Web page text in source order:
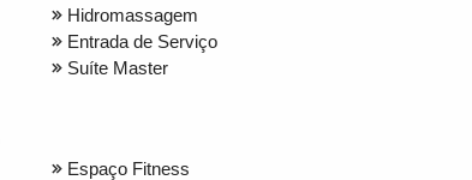
Hidromassagem
Entrada de Serviço
Suíte Master
Espaço Fitness